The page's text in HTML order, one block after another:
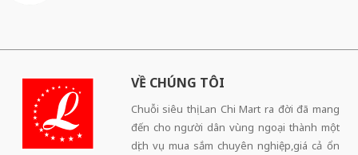
VỀ CHÚNG TÔI
Chuỗi siêu thị Lan Chi Mart ra đời đã mang
đến cho người dân vùng ngoại thành một
dịch vụ mua sắm chuyên nghiệp,giá cả ổn